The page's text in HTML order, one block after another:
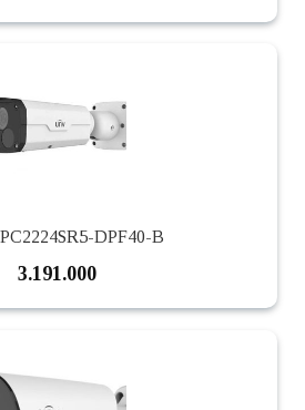
DPF40-B
3.191.000